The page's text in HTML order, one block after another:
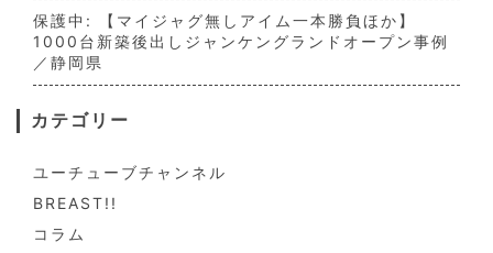
保護中: 【マイジャグ無しアイム一本勝負ほか】
1000台新築後出しジャンケングランドオープン事例
／静岡県
カテゴリー
ユーチューブチャンネル
BREAST!!
コラム